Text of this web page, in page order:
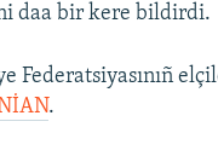
daa bir kere bildirdi.
Federatsiyasınıñ
.